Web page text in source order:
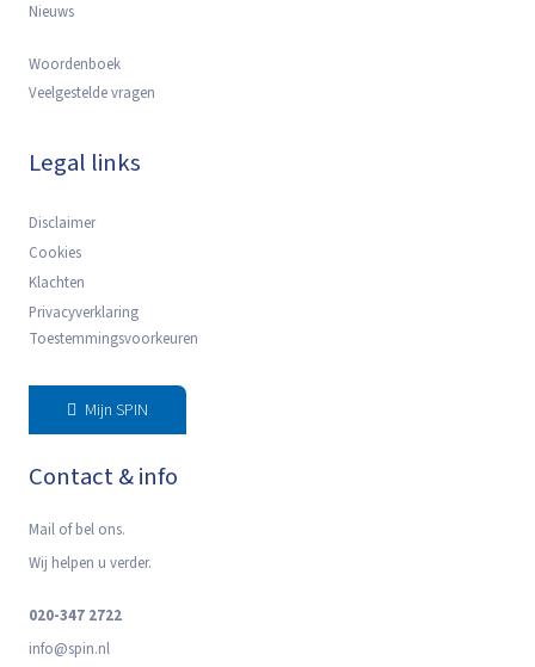
Nieuws
Woordenboek
Veelgestelde vragen
Legal links
Disclaimer
Cookies
Klachten
Privacyverklaring
Toestemmingsvoorkeuren
Mijn SPIN
Contact & info
Mail of bel ons.
Wij helpen u verder.
020-347 2722
info@spin.nl